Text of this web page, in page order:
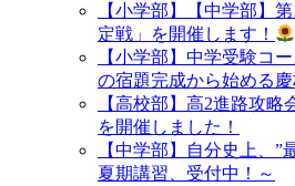
【小学部】【中学部】
定戦」を開催します！
【小学部】中学受験コ
の宿題完成から始める慶
【高校部】高2進路攻略
を開催しました！
【中学部】自分史上、
夏期講習、受付中！～